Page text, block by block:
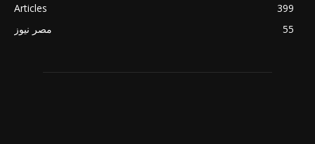
Articles
399
مصر نيوز
55